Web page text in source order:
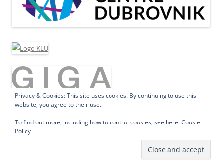
Privacy & Cookies: This site uses cookies. By continuing to use this
website, you agree to their use.
To find out more, including how to control cookies, see here:Cookie
Policy